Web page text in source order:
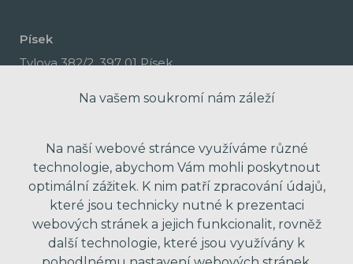
Písek
Tylova 382/2, 397 01 Písek
Na vašem soukromí nám záleží
Na naší webové stránce využíváme různé
technologie, abychom Vám mohli poskytnout
optimální zážitek. K nim patří zpracování údajů,
které jsou technicky nutné k prezentaci
webových stránek a jejich funkcionalit, rovněž
další technologie, které jsou využívány k